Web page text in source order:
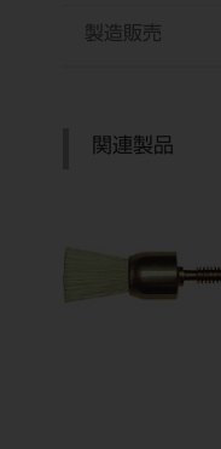
製造販売
関連製品